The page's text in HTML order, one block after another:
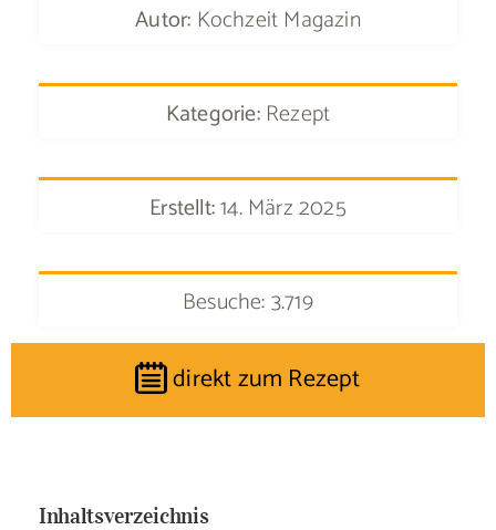
Autor: Kochzeit Magazin
Kategorie:Rezept
Erstellt:14. März 2025
Besuche: 3.719
direkt zum Rezept
Inhaltsverzeichnis